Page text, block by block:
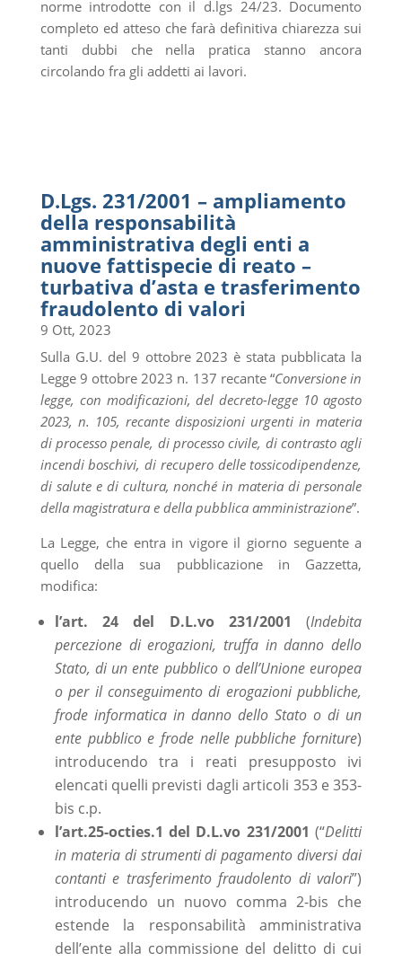
norme introdotte con il d.lgs 24/23. Documento
completo ed atteso che farà definitiva chiarezza sui
tanti dubbi che nella pratica stanno ancora
circolando fra gli addetti ai lavori.
D.Lgs. 231/2001 – ampliamento
della responsabilità
amministrativa degli enti a
nuove fattispecie di reato –
turbativa d’asta e trasferimento
fraudolento di valori
9 Ott, 2023
Sulla G.U. del 9 ottobre 2023 è stata pubblicata la
Legge 9 ottobre 2023 n. 137 recante “Conversione in
legge, con modificazioni, del decreto-legge 10 agosto
2023, n. 105, recante disposizioni urgenti in materia
di processo penale, di processo civile, di contrasto agli
incendi boschivi, di recupero delle tossicodipendenze,
di salute e di cultura, nonché in materia di personale
della magistratura e della pubblica amministrazione”.
La Legge, che entra in vigore il giorno seguente a
quello della sua pubblicazione in Gazzetta,
modifica:
l’art. 24 del D.L.vo 231/2001 (Indebita
percezione di erogazioni, truffa in danno dello
Stato, di un ente pubblico o dell’Unione europea
o per il conseguimento di erogazioni pubbliche,
frode informatica in danno dello Stato o di un
ente pubblico e frode nelle pubbliche forniture)
introducendo tra i reati presupposto ivi
elencati quelli previsti dagli articoli 353 e 353-
bis c.p.
l’art.25-octies.1 del D.L.vo 231/2001 (“Delitti
in materia di strumenti di pagamento diversi dai
contanti e trasferimento fraudolento di valori”)
introducendo un nuovo comma 2-bis che
estende la responsabilità amministrativa
dell’ente alla commissione del delitto di cui